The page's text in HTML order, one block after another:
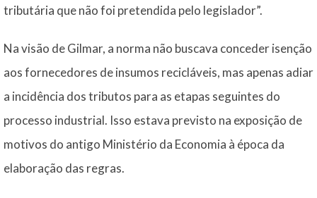
tributária que não foi pretendida pelo legislador”.
Na visão de Gilmar, a norma não buscava conceder isenção
aos fornecedores de insumos recicláveis, mas apenas adiar
a incidência dos tributos para as etapas seguintes do
processo industrial. Isso estava previsto na exposição de
motivos do antigo Ministério da Economia à época da
elaboração das regras.